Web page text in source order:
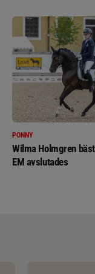
PONNY
Wilma Holmgren
EM avslutades